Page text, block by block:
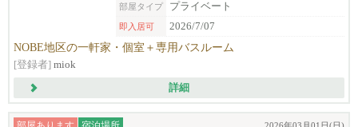
部屋タイプ プライベート
即入居可 2026/7/07
NOBE地区の一軒家・個室＋専用バスルーム
[登録者] miok
詳細